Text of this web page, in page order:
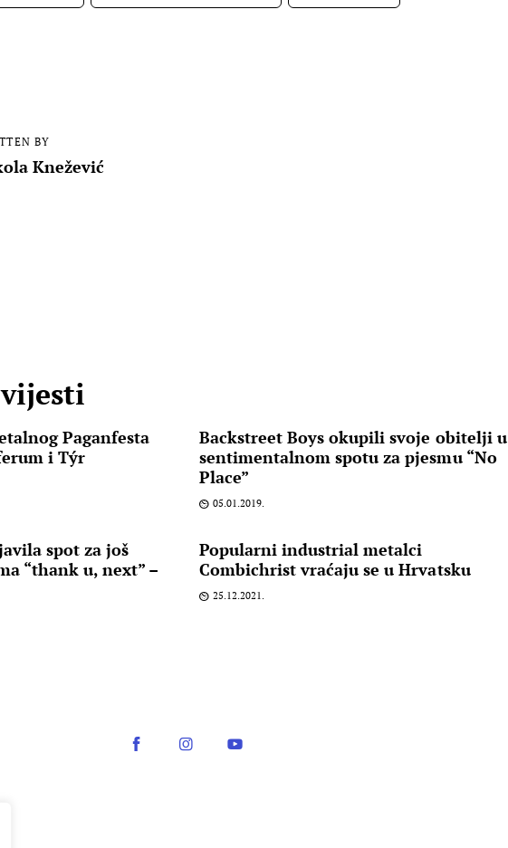
BY
Knežević
Paganfesta
i Týr
Backstreet Boys okupili svoje obitelji u
sentimentalnom spotu za pjesmu “No
Place”
05.01.2019.
spot za još
“thank u, next” –
Popularni industrial metalci
Combichrist vraćaju se u Hrvatsku
25.12.2021.